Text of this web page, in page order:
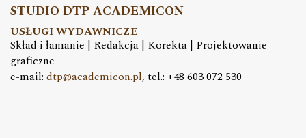
STUDIO DTP ACADEMICON
USŁUGI WYDAWNICZE
Skład i łamanie | Redakcja | Korekta | Projektowanie
graficzne
e-mail: dtp@academicon.pl, tel.: +48 603 072 530